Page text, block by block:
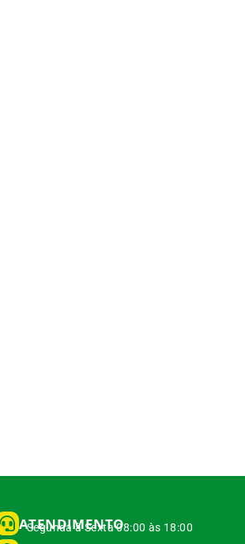
ATENDIMENTO
Segunda à Sexta 08:00 às 18:00